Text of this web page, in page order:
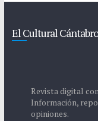
El Cultural Cántabro
Revista digital
Información,
opiniones.